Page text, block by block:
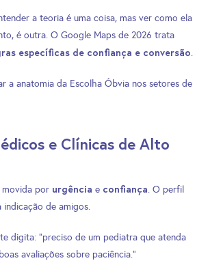
a teoria é uma coisa, mas ver como ela
é outra. O Google Maps de 2026 trata
específicas de confiança e conversão.
a anatomia da Escolha Óbvia nos setores de
e Clínicas de Alto
movida por urgência e confiança. O perfil
indicação de amigos.
digita: “preciso de um pediatra que atenda
avaliações sobre paciência.”